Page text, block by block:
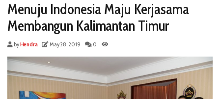
Menuju Indonesia Maju Kerjasama
Membangun Kalimantan Timur
byHendra May 28, 2019 0